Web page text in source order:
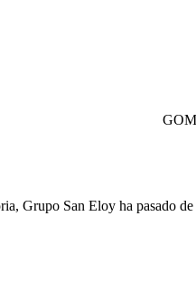
Grupo San Eloy ha pasado